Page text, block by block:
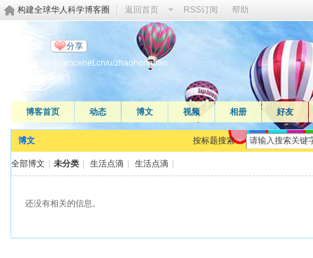
构建全球华人科学博客圈 返回首页 RSS订阅 帮助
赵洪宝 分享
http://blog.sciencenet.cn/u/zhaohongbao
科学，科学性！
博客首页 动态 博文 视频 相册 好友
博文 按标题搜索
全部博文 未分类 生活点滴 生活点滴
还没有相关的信息。